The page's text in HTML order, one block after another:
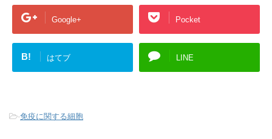
Google+ Pocket
B! はてブ LINE
-免疫に関する細胞